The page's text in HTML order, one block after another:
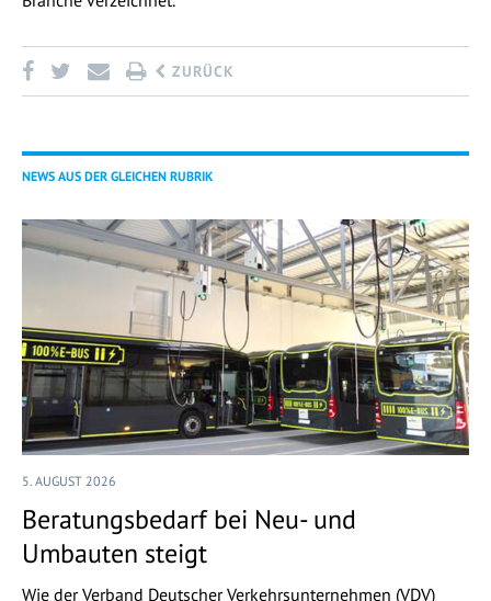
ZURÜCK
NEWS AUS DER GLEICHEN RUBRIK
5. AUGUST 2026
Beratungsbedarf bei Neu- und
Umbauten steigt
Wie der Verband Deutscher Verkehrsunternehmen (VDV)